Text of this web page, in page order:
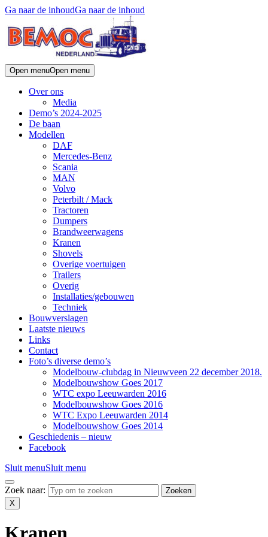
Ga naar de inhoudGa naar de inhoud
Open menuOpen menu
Over ons
Media
Demo’s 2024-2025
De baan
Modellen
DAF
Mercedes-Benz
Scania
MAN
Volvo
Peterbilt / Mack
Tractoren
Dumpers
Brandweerwagens
Kranen
Shovels
Overige voertuigen
Trailers
Overig
Installaties/gebouwen
Techniek
Bouwverslagen
Laatste nieuws
Links
Contact
Foto’s diverse demo’s
Modelbouw-clubdag in Nieuwveen 22 december 2018.
Modelbouwshow Goes 2017
WTC expo Leeuwarden 2016
Modelbouwshow Goes 2016
WTC Expo Leeuwarden 2014
Modelbouwshow Goes 2014
Geschiedenis – nieuw
Facebook
Sluit menuSluit menu
Zoek naar:
X